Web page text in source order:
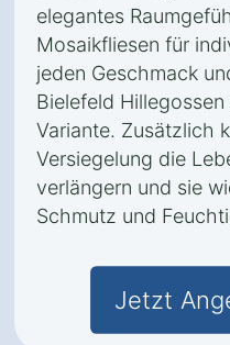
elegantes
Mosaikfliesen für
jeden Geschmack
Bielefeld
Variante. Zusätzlich
Versiegelung die
verlängern und sie
Schmutz und
Jetzt